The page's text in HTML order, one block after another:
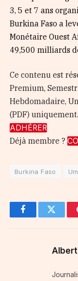
3, 5 et 7 ans
Burkina Faso a
Monétaire Ouest
49,500 milliards
Ce contenu est
Premium,
Hebdomadaire,
(PDF) uniquement.
ADHÉRER
Déjà membre ?
Burkina Faso
FacebookTwitter
Albert